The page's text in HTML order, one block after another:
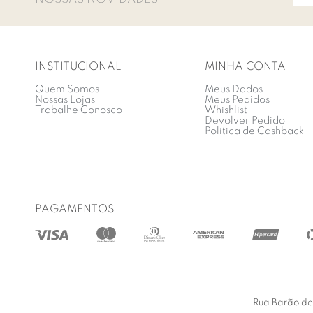
INSTITUCIONAL
Quem Somos
Nossas Lojas
Trabalhe Conosco
MINHA CONTA
Meus Dados
Meus Pedidos
Whishlist
Devolver Pedido
Política de Cashback
PAGAMENTOS
Rua Barão